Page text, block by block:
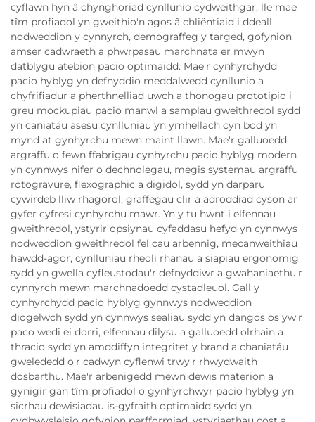
cyflawn hyn â chynghoriad cynllunio cydweithgar, lle mae
tîm profiadol yn gweithio'n agos â chliëntiaid i ddeall
nodweddion y cynnyrch, demograffeg y targed, gofynion
amser cadwraeth a phwrpasau marchnata er mwyn
datblygu atebion pacio optimaidd. Mae'r cynhyrchydd
pacio hyblyg yn defnyddio meddalwedd cynllunio a
chyfrifiadur a pherthnelliad uwch a thonogau prototipio i
greu mockupiau pacio manwl a samplau gweithredol sydd
yn caniatáu asesu cynlluniau yn ymhellach cyn bod yn
mynd at gynhyrchu mewn maint llawn. Mae'r galluoedd
argraffu o fewn ffabrigau cynhyrchu pacio hyblyg modern
yn cynnwys nifer o dechnolegau, megis systemau argraffu
rotogravure, flexographic a digidol, sydd yn darparu
cywirdeb lliw rhagorol, graffegau clir a adroddiad cyson ar
gyfer cyfresi cynhyrchu mawr. Yn y tu hwnt i elfennau
gweithredol, ystyrir opsiynau cyfaddasu hefyd yn cynnwys
nodweddion gweithredol fel cau arbennig, mecanweithiau
hawdd-agor, cynlluniau rheoli rhanau a siapiau ergonomig
sydd yn gwella cyfleustodau'r defnyddiwr a gwahaniaethu'r
cynnyrch mewn marchnadoedd cystadleuol. Gall y
cynhyrchydd pacio hyblyg gynnwys nodweddion
diogelwch sydd yn cynnwys sealiau sydd yn dangos os yw'r
paco wedi ei dorri, elfennau dilysu a galluoedd olrhain a
thracio sydd yn amddiffyn integritet y brand a chaniatáu
gwelededd o'r cadwyn cyflenwi trwy'r rhwydwaith
dosbarthu. Mae'r arbenigedd mewn dewis materion a
gynigir gan tîm profiadol o gynhyrchwyr pacio hyblyg yn
sicrhau dewisiadau is-gyfraith optimaidd sydd yn